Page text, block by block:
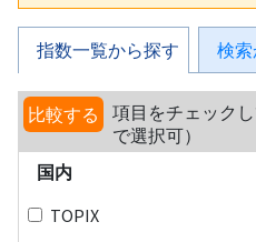
指数一覧から探す 検
比較する
項目をチェック
で選択可）
国内
TOPIX